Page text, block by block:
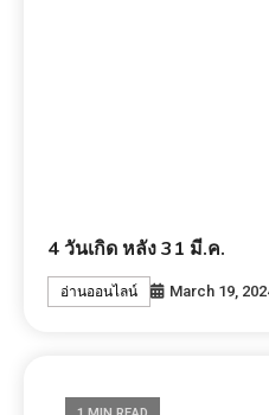
4 วันเกิด หลัง 31 มี.ค.
อ่านออนไลน์ March 19,